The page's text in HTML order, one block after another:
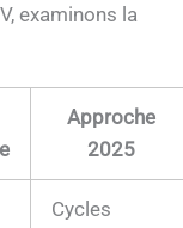
examinons la
Approche
2025
Cycles